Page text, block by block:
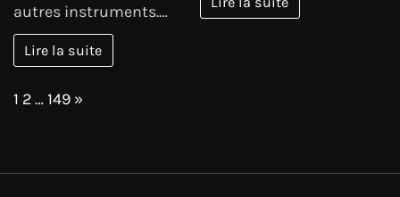
autres instruments.…
Lire la suite
Page:
1 2…149 Next
»